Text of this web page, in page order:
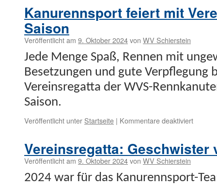
Kanurennsport feiert mit
Saison
Veröffentlicht am 9. Oktober 2024von WV Schierstein
Jede Menge Spaß, Ren­nen mit
Beset­zun­­gen und gute Verpfle­gung
Vere­in­sre­gat­ta der WVS-
Saison.
Veröffentlicht unter Startseite | Kommentare deaktiviertfür
mit
Saison
Vereinsregatta: Geschwister
Veröffentlicht am 9. Oktober 2024von WV Schierstein
2024 war für das Kanurennsport-